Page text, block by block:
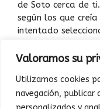
Valoramos su
Utilizamos cookies
navegación, publicar
de Soto cerca de
según los que
intentado
© 2026 - Junto a mi
general y